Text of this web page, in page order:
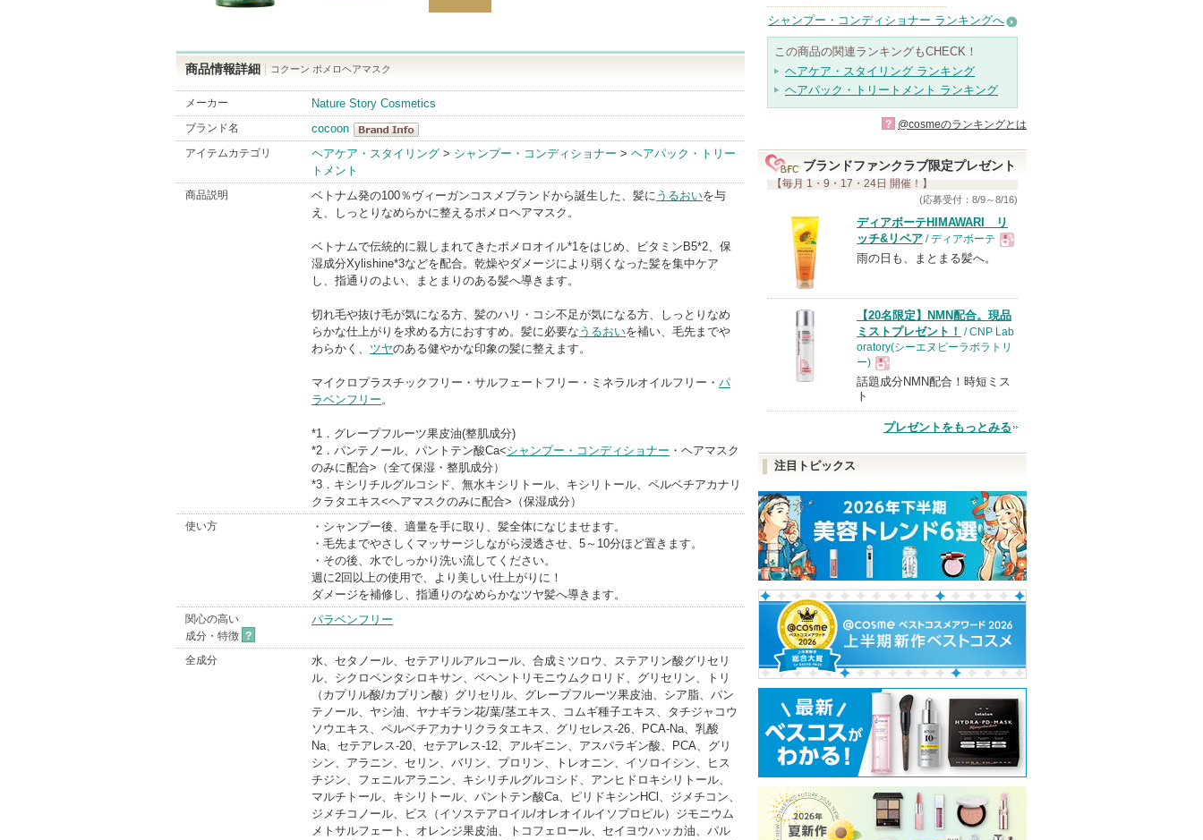
商品情報詳細 コクーン ポメロヘアマスク
メーカー Nature Story Cosmetics
ブランド名
cocoon
cocoon
BrandInfo
アイテムカテゴリ ヘアケア・スタイリング > シャンプー・コンディショナー > ヘアパック・トリー
トメント
商品説明 ベトナム発の100％ヴィーガンコスメブランドから誕生した、髪に うるおいを与
え、しっとりなめらかに整えるポメロヘアマスク。
ベトナムで伝統的に親しまれてきたポメロオイル*1をはじめ、ビタミンB5*2、保
湿成分Xylishine*3などを配合。乾燥やダメージにより弱くなった髪を集中ケア
し、指通りのよい、まとまりのある髪へ導きます。
切れ毛や抜け毛が気になる方、髪のハリ・コシ不足が気になる方、しっとりなめ
らかな仕上がりを求める方におすすめ。髪に必要な うるおいを補い、毛先までや
わらかく、 ツヤのある健やかな印象の髪に整えます。
マイクロプラスチックフリー・サルフェートフリー・ミネラルオイルフリー・ パ
ラベンフリー。
*1．グレープフルーツ果皮油(整肌成分)
*2．パンテノール、パントテン酸Ca<シャンプー・コンディショナー ・ヘアマスク
のみに配合>（全て保湿・整肌成分）
*3．キシリチルグルコシド、無水キシリトール、キシリトール、ペルベチアカナリ
クラタエキス<ヘアマスクのみに配合>（保湿成分）
使い方
・シャンプー後、適量を手に取り、髪全体になじませます。
・毛先までやさしくマッサージしながら浸透させ、5～10分ほど置きます。
・その後、水でしっかり洗い流してください。
週に2回以上の使用で、より美しい仕上がりに！
ダメージを補修し、指通りのなめらかなツヤ髪へ導きます。
関心の高い
成分・特徴 ?
パラベンフリー
全成分
水、セタノール、セテアリルアルコール、合成ミツロウ、ステアリン酸グリセリ
ル、シクロペンタシロキサン、ベヘントリモニウムクロリド、グリセリン、トリ
（カプリル酸/カプリン酸）グリセリル、グレープフルーツ果皮油、シア脂、パン
テノール、ヤシ油、ヤナギラン花/葉/茎エキス、コムギ種子エキス、タチジャコウ
ソウエキス、ペルベチアカナリクラタエキス、グリセレス-26、PCA-Na、乳酸
Na、セテアレス-20、セテアレス-12、アルギニン、アスパラギン酸、PCA、グリ
シン、アラニン、セリン、バリン、プロリン、トレオニン、イソロイシン、ヒス
チジン、フェニルアラニン、キシリチルグルコシド、アンヒドロキシリトール、
マルチトール、キシリトール、パントテン酸Ca、ピリドキシンHCl、ジメチコン、
ジメチコノール、ビス（イソステアロイル/オレオイルイソプロピル）ジモニウム
メトサルフェート、オレンジ果皮油、トコフェロール、セイヨウハッカ油、パル
シャンプー・コンディショナー ランキングへ
この商品の関連ランキングもCHECK！
ヘアケア・スタイリング ランキング
ヘアパック・トリートメント ランキング
? @cosmeのランキングとは
ブランドファンクラブ限定プレゼント
【毎月 1・9・17・24日 開催！】
(応募受付：8/9～8/16)
ディアボーテHIMAWARI リ
ッチ&リペア / ディアボーテ
品
雨の日も、まとまる髪へ。
【20名限定】NMN配合。現品
ミストプレゼント！ / CNP Lab
oratory(シーエヌピーラボラトリ
ー)
現
品
話題成分NMN配合！時短ミス
ト
プレゼントをもっとみる
注目トピックス